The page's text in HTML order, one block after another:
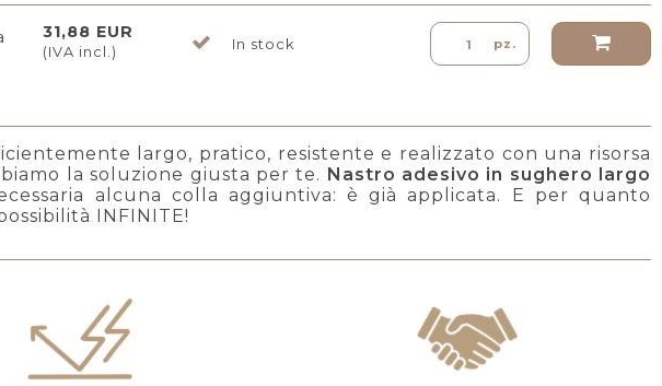
31,88 EUR
(IVA incl.) In stock pz.
largo, pratico, resistente e realizzato con una risorsa
la soluzione giusta per te. Nastro adesivo in sughero largo
alcuna colla aggiuntiva: è già applicata. E per quanto
INFINITE!